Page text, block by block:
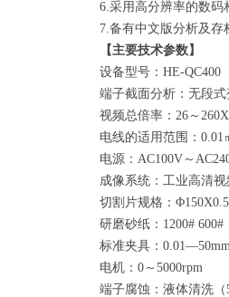
6.采用高分辨率的数码
7.备有中文版分析及存
【主要技术参数】
设备型号：HE-QC400
端子截面分析：无段
视频总倍率：26～260X
电线的适用范围：0.01
电源：AC100V～
成像系统：工业高清
切割片规格：
研磨砂纸：1200# 600#
标准夹具：
电机：0～5000rpm
端子腐蚀：液体清洗（